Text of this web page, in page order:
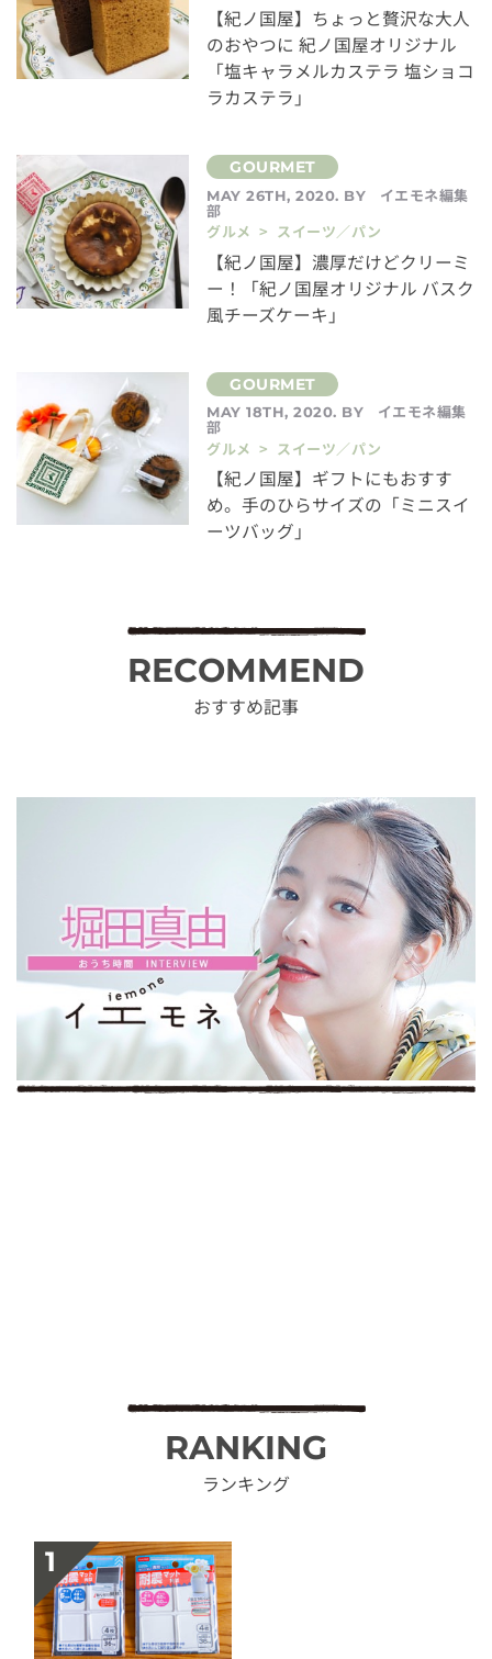
【紀ノ国屋】ちょっと贅沢な大人
のおやつに 紀ノ国屋オリジナル
「塩キャラメルカステラ 塩ショコ
ラカステラ」
MAY 26TH, 2020. BY イエモネ編集
部
グルメ > スイーツ／パン
【紀ノ国屋】濃厚だけどクリーミ
ー！「紀ノ国屋オリジナル バスク
風チーズケーキ」
MAY 18TH, 2020. BY イエモネ編集
部
グルメ > スイーツ／パン
【紀ノ国屋】ギフトにもおすす
め。手のひらサイズの「ミニスイ
ーツバッグ」
RECOMMEND
おすすめ記事
RANKING
ランキング